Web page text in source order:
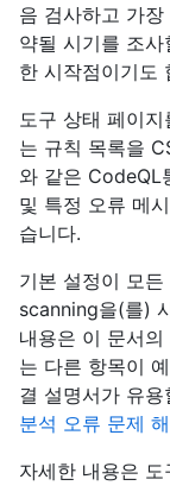
음 검사하고 가
약될 시기를 조
한 시작점이기도
도구 상태 페이
는 규칙 목록을
와 같은 CodeQL
및 특정 오류 메
습니다.
기본 설정이 모
scanning을(를)
내용은 이 문서의
는 다른 항목이
결 설명서가 유
분석 오류 문제
자세한 내용은